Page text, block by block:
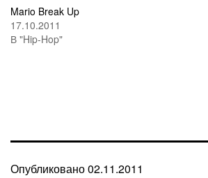
Mario Break Up
17.10.2011
В "Hip-Hop"
Опубликовано02.11.2011